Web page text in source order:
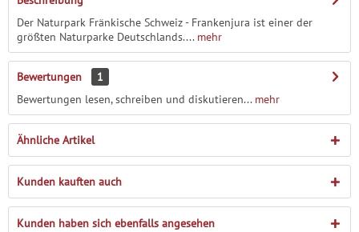
Der Naturpark Fränkische Schweiz - Frankenjura ist einer der
größten Naturparke Deutschlands....mehr
Bewertungen
1
Bewertungen lesen, schreiben und diskutieren...mehr
Ähnliche Artikel
Kunden kauften auch
Kunden haben sich ebenfalls angesehen